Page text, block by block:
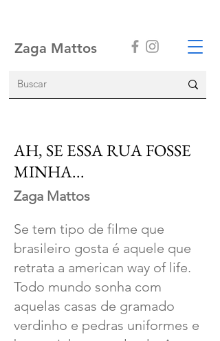
Zaga Mattos
AH, SE ESSA RUA FOSSE
MINHA...
Zaga Mattos
Se tem tipo de filme que
brasileiro gosta é aquele que
retrata a american way of life.
Todo mundo sonha com
aquelas casas de gramado
verdinho e pedras uniformes e